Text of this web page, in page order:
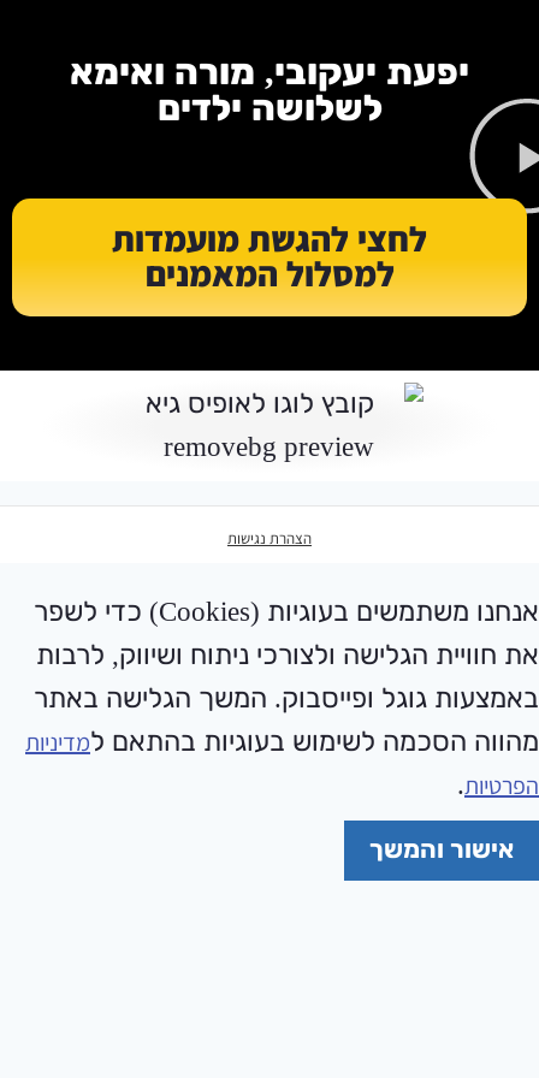
יפעת יעקובי, מורה ואימא
לשלושה ילדים
לחצי להגשת מועמדות
למסלול המאמנים
הצהרת נגישות
אנחנו משתמשים בעוגיות (Cookies) כדי לשפר
את חוויית הגלישה ולצורכי ניתוח ושיווק, לרבות
באמצעות גוגל ופייסבוק. המשך הגלישה באתר
מהווה הסכמה לשימוש בעוגיות בהתאם למדיניות
הפרטיות.
אישור והמשך